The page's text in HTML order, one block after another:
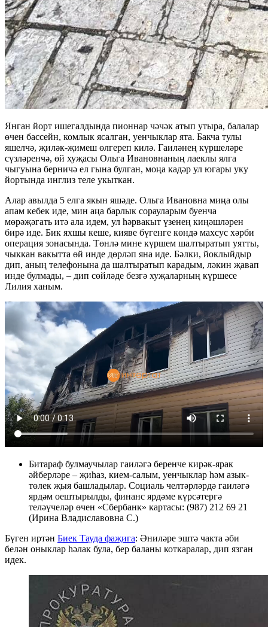
Янган йорт ишегалдында пионнар чәчәк атып утыра, балалар
өчен бассейн, комлык ясалган, уенчыклар ята. Бакча тулы
яшелчә, җиләк-җимеш өлгереп килә. Гаиләнең күршеләре
сүзләренчә, өй хуҗасы Ольга Ивановнаның лаеклы ялга
чыгуына берничә ел гына булган, моңа кадәр ул югары уку
йортында инглиз теле укыткан.
Алар авылда 5 елга якын яшәде. Ольга Ивановна миңа олы
апам кебек иде, мин аңа барлык сорауларым буенча
мөрәҗәгать итә ала идем, ул һәрвакыт үзенең киңәшләрен
бирә иде. Бик яхшы кеше, кияве бүгенге көндә махсус хәрби
операция зонасында. Төнлә мине күршем шалтыратып уятты,
чыккан вакытта өй инде дөрләп яна иде. Бәлки, йоклыйдыр
дип, аның телефонына да шалтыратып карадым, ләкин җавап
инде булмады, – дип сөйләде безгә хуҗаларның күршесе
Лилия ханым.
Битараф булмаучылар гаиләгә беренче кирәк-ярак
әйберләре – җиһаз, кием-салым, уенчыклар һәм азык-
төлек җыя башладылар. Социаль челтәрләрдә гаиләгә
ярдәм оештырылды, финанс ярдәме күрсәтергә
теләүчеләр өчен «Сбербанк» картасы: (987) 212 69 21
(Ирина Владиславовна С.)
Бүген иртән Биек Тауда фаҗига: Әниләре эштә чакта әби
белән оныклар һәлак була, бер баланы коткаралар, дип язган
идек.